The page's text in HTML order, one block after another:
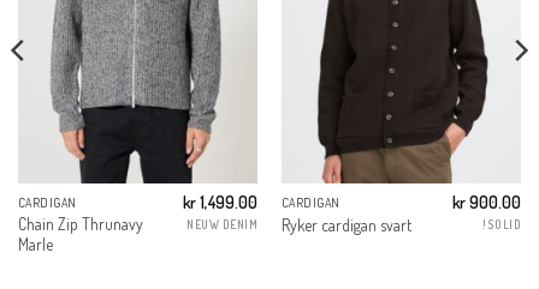
CARDIGAN
Chain Zip Thrunavy
Marle
kr1,499.00
NEUW DENIM
CARDIGAN
Ryker cardigan svart
kr900.00
!SOLID